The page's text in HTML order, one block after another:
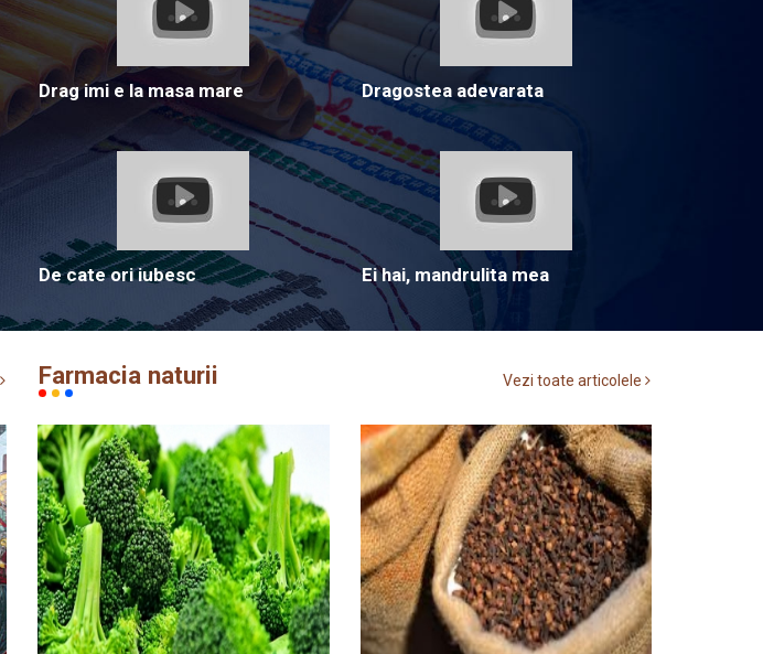
Drag imi e la masa mare Dragostea adevarata
De cate ori iubesc Ei hai, mandrulita mea
Farmacia naturii Vezi toate articolele